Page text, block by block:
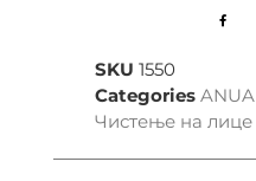
SKU 1550
Categories ANUA
Чистење на лице